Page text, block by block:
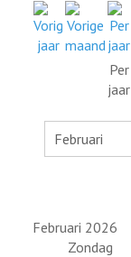
Per
jaar
Februari 2026
Zondag